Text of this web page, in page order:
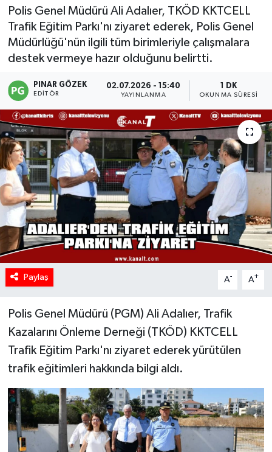
Polis Genel Müdürü Ali Adalıer, TKÖD KKTCELL
Trafik Eğitim Parkı'nı ziyaret ederek, Polis Genel
Müdürlüğü'nün ilgili tüm birimleriyle çalışmalara
destek vermeye hazır olduğunu belirtti.
PINAR GÖZEK
EDITÖR
02.07.2026 - 15:40
YAYINLANMA
1 DK
OKUNMA SÜRESI
Paylaş A- A+
Polis Genel Müdürü (PGM) Ali Adalıer, Trafik
Kazalarını Önleme Derneği (TKÖD) KKTCELL
Trafik Eğitim Parkı'nı ziyaret ederek yürütülen
trafik eğitimleri hakkında bilgi aldı.